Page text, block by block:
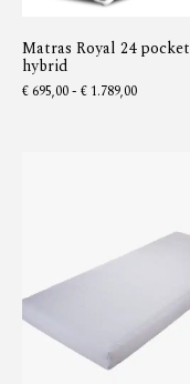
Matras Royal 24 pocket
hybrid
€ 695,00- €1.789,00